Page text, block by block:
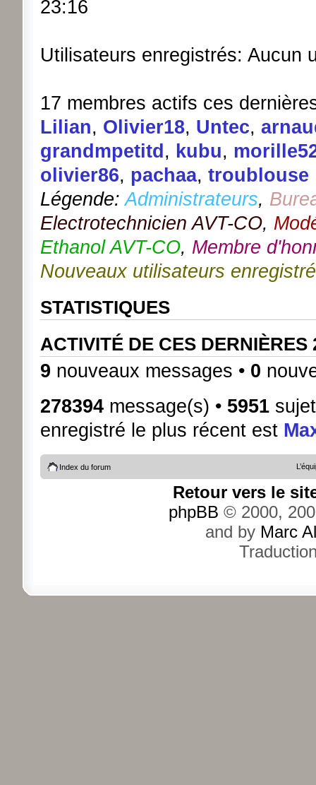
23:16
Utilisateurs enregistrés: Aucun
17 membres actifs ces
Lilian, Olivier18, Untec,
grandmpetitd , kubu,
olivier86, pachaa, troublouse
Légende:Administrateurs,
Electrotechnicien AVT-CO,
Ethanol AVT-CO, Membre
Nouveaux utilisateurs
STATISTIQUES
ACTIVITÉ DE CES DERNIÈRES
9 nouveaux messages • 0
278394message(s) • 5951
enregistré le plus récent est
Index du forum
Retour vers le
phpBB © 2000,
and by Marc